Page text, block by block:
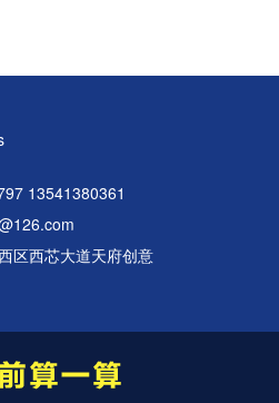
13541380361
区西芯大道天府创意